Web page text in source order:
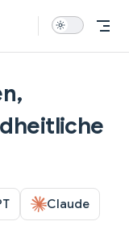
Claude